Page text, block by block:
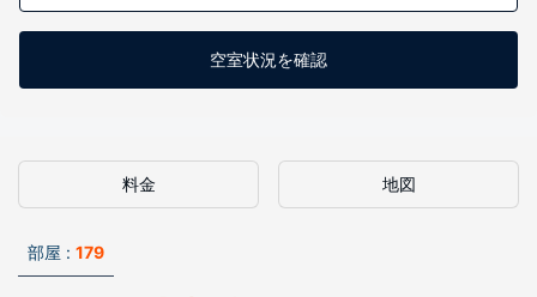
空室状況を確認
料金 地図
部屋 : 179